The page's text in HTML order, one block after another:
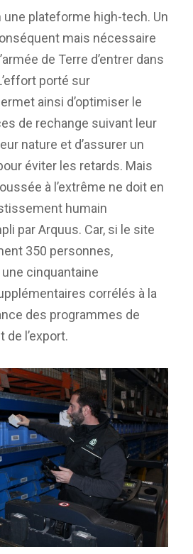
une plateforme high-tech. Un
mais nécessaire
de Terre d’entrer dans
porté sur
ainsi d’optimiser le
de rechange suivant leur
nature et d’assurer un
éviter les retards. Mais
à l’extrême ne doit en
humain
par Arquus. Car, si le site
350 personnes,
une cinquantaine
corrélés à la
des programmes de
de l’export.